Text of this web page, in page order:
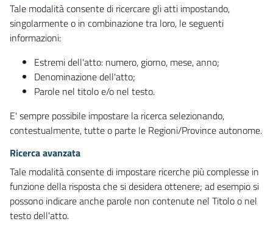
Tale modalità consente di ricercare gli atti impostando,
singolarmente o in combinazione tra loro, le seguenti
informazioni:
Estremi dell'atto: numero, giorno, mese, anno;
Denominazione dell'atto;
Parole nel titolo e/o nel testo.
E' sempre possibile impostare la ricerca selezionando,
contestualmente, tutte o parte le Regioni/Province autonome.
Ricerca avanzata
Tale modalità consente di impostare ricerche più complesse in
funzione della risposta che si desidera ottenere; ad esempio si
possono indicare anche parole non contenute nel Titolo o nel
testo dell'atto.